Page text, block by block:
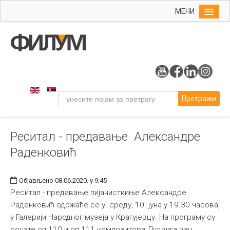
МЕНИ
Упис
Уметност
Музичка уметност
Примењена и ликовна уметност
Издаваштво
Библиотека
Претражи
Реситал - предавање Александре
Раденковић
Објављено 08.06.2020. у 9:45
Реситал - предавање пијанисткиње Александре
Раденковић одржаће се у среду, 10. јуна у 19.30 часова,
у Галерији Народног музеја у Крагујевцу. На програму су